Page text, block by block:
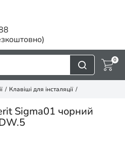
0
Клавіші для інсталяції
Sigma01 чорний